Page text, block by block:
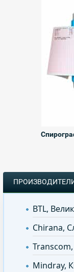
BTL,
Chirana,
Mindray,